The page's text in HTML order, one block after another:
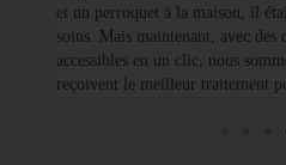
et un perroquet à la maison, il
soins. Mais maintenant, avec des
accessibles en un clic, nous
reçoivent le meilleur traitement